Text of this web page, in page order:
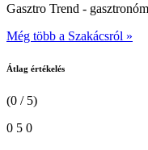
Gasztro Trend -
Még több a Szakácsról »
Átlag értékelés
(0 / 5)
0 5 0